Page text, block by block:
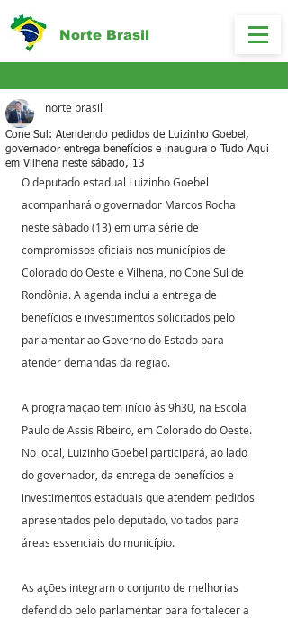
Norte Brasil
Cone Sul: Atendendo pedidos de Luizinho Goebel,
governador entrega benefícios e inaugura o Tudo Aqui
em Vilhena neste sábado, 13
norte brasil
O deputado estadual Luizinho Goebel
acompanhará o governador Marcos Rocha
neste sábado (13) em uma série de
compromissos oficiais nos municípios de
Colorado do Oeste e Vilhena, no Cone Sul de
Rondônia. A agenda inclui a entrega de
benefícios e investimentos solicitados pelo
parlamentar ao Governo do Estado para
atender demandas da região.
A programação tem início às 9h30, na Escola
Paulo de Assis Ribeiro, em Colorado do Oeste.
No local, Luizinho Goebel participará, ao lado
do governador, da entrega de benefícios e
investimentos estaduais que atendem pedidos
apresentados pelo deputado, voltados para
áreas essenciais do município.
As ações integram o conjunto de melhorias
defendido pelo parlamentar para fortalecer a